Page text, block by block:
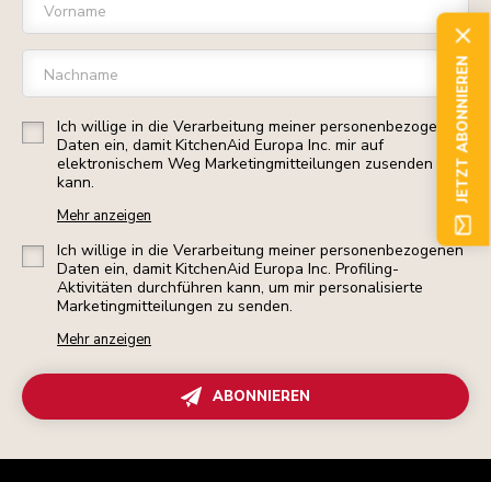
Vorname
Nachname
Ich willige in die Verarbeitung meiner personenbezogenen
Daten ein, damit KitchenAid Europa Inc. mir auf
elektronischem Weg Marketingmitteilungen zusenden
kann.
Mehr anzeigen
Ich willige in die Verarbeitung meiner personenbezogenen
Daten ein, damit KitchenAid Europa Inc. Profiling-
Aktivitäten durchführen kann, um mir personalisierte
Marketingmitteilungen zu senden.
Mehr anzeigen
ABONNIEREN
JETZT ABONNIEREN